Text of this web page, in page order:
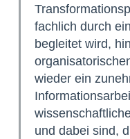
fachlich durch
begleitet wird,
wieder ein
und dabei sind,